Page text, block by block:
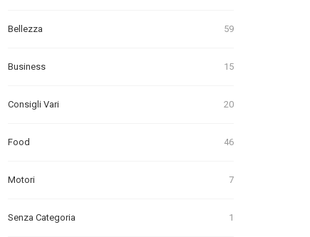
Bellezza 59
Business 15
Consigli Vari 20
Food 46
Motori 7
Senza Categoria 1